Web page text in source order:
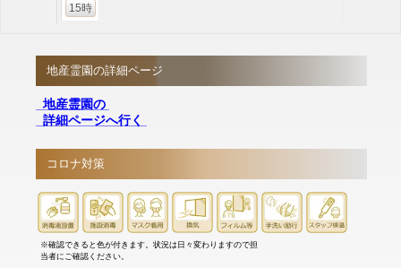
15時
地産霊園の詳細ページ
地産霊園の
詳細ページへ行く
コロナ対策
※確認できると色が付きます。状況は日々変わりますので担
当者にご確認ください。